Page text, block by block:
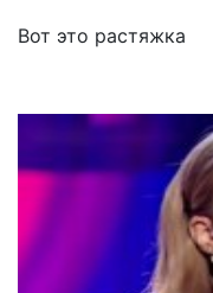
Вот это растяжка